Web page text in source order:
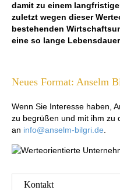
damit zu einem
zuletzt wegen dieser
bestehenden
eine so lange
Neues Format: Anselm
Wenn Sie Interesse haben,
zu begrüßen und mit ihm zu
an info@anselm-bilgri.de
Kontakt